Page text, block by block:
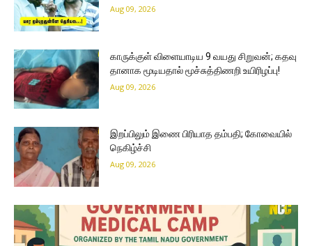
Aug 09, 2026
காருக்குள் விளையாடிய 9 வயது சிறுவன்; கதவு
தானாக மூடியதால் மூச்சுத்திணறி உயிரிழப்பு!
Aug 09, 2026
இறப்பிலும் இணை பிரியாத தம்பதி; கோவையில்
நெகிழ்ச்சி
Aug 09, 2026